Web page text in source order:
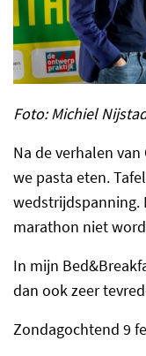
Foto: Michiel
Na de verhalen
we pasta eten.
wedstrijdspanning.
marathon niet
In mijn
dan ook zeer
Zondagochtend 9